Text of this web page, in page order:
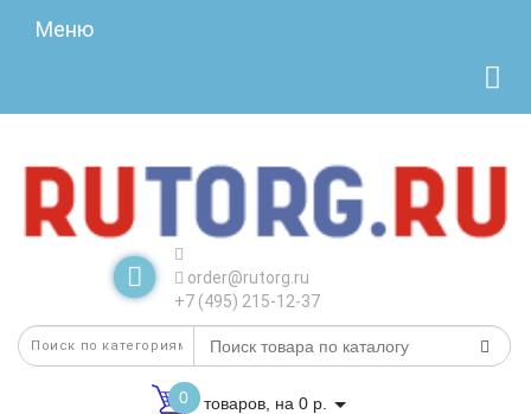
Меню
order@rutorg.ru
+7 (495) 215-12-37
0 товаров, на 0 р.